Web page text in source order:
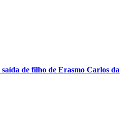
de filho de Erasmo Carlos da